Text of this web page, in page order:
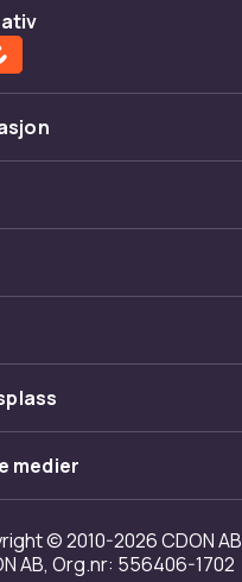
her
medier
© 2010-2026 CDON AB
AB, Org.nr: 556406-1702